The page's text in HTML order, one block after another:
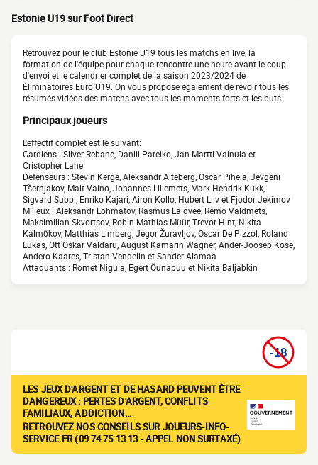
Estonie U19 sur Foot Direct
Retrouvez pour le club Estonie U19 tous les matchs en live, la
formation de l'équipe pour chaque rencontre une heure avant le coup
d'envoi et le calendrier complet de la saison 2023/2024 de
Éliminatoires Euro U19. On vous propose également de revoir tous les
résumés vidéos des matchs avec tous les moments forts et les buts.
Principaux joueurs
L'effectif complet est le suivant:
Gardiens : Silver Rebane, Daniil Pareiko, Jan Martti Vainula et
Cristopher Lahe
Défenseurs : Stevin Kerge, Aleksandr Alteberg, Oscar Pihela, Jevgeni
Tšernjakov, Mait Vaino, Johannes Lillemets, Mark Hendrik Kukk,
Sigvard Suppi, Enriko Kajari, Airon Kollo, Hubert Liiv et Fjodor Jekimov
Milieux : Aleksandr Lohmatov, Rasmus Laidvee, Remo Valdmets,
Maksimilian Skvortsov, Robin Mathias Müür, Trevor Hint, Nikita
Kalmõkov, Matthias Limberg, Jegor Žuravljov, Oscar De Pizzol, Roland
Lukas, Ott Oskar Valdaru, August Kamarin Wagner, Ander-Joosep Kose,
Andero Kaares, Tristan Vendelin et Sander Alamaa
Attaquants : Romet Nigula, Egert Õunapuu et Nikita Baljabkin
LES JEUX D'ARGENT ET DE HASARD PEUVENT ÊTRE
DANGEREUX : PERTES D'ARGENT, CONFLITS
FAMILIAUX, ADDICTION…
RETROUVEZ NOS CONSEILS SUR JOUEURS-INFO-
SERVICE.FR (09 74 75 13 13 - APPEL NON SURTAXÉ)